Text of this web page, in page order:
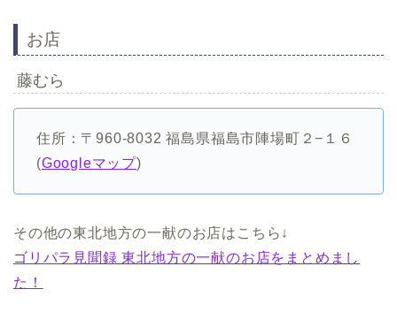
お店
藤むら
住所：〒960-8032 福島県福島市陣場町２−１６
(Googleマップ)
その他の東北地方の一献のお店はこちら↓
ゴリパラ見聞録 東北地方の一献のお店をまとめまし
た！